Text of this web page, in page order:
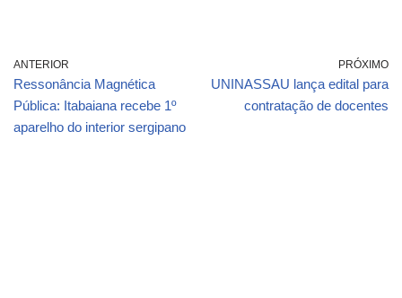
ANTERIOR
Ressonância Magnética
Pública: Itabaiana recebe 1º
aparelho do interior sergipano
PRÓXIMO
UNINASSAU lança edital para
contratação de docentes